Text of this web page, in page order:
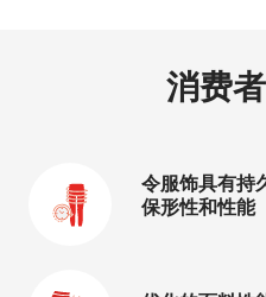
®
消费
令服饰具有持
保形性和性能